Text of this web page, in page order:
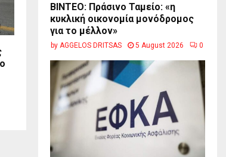
BINTEO: Πράσινο Ταμείο: «η
κυκλική οικονομία μονόδρομος
για το μέλλον»
by AGGELOS DRITSAS 5 August 2026 0